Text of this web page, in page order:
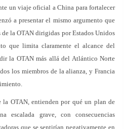
un viaje oficial a China para fortalecer
a presentar el mismo argumento que
la OTAN dirigidas por Estados Unidos
que limita claramente el alcance del
la OTAN más allá del Atlántico Norte
los miembros de la alianza, y Francia
OTAN, entienden por qué un plan de
escalada grave, con consecuencias
que se sentirían negativamente en